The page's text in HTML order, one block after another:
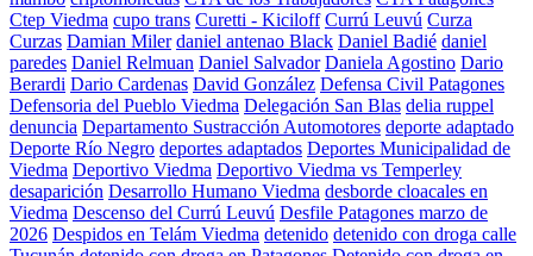
Ctep Viedma cupo trans Curetti - Kiciloff Currú Leuvú Curza
Curzas Damian Miler daniel antenao Black Daniel Badié daniel
paredes Daniel Relmuan Daniel Salvador Daniela Agostino Dario
Berardi Dario Cardenas David González Defensa Civil Patagones
Defensoria del Pueblo Viedma Delegación San Blas delia ruppel
denuncia Departamento Sustracción Automotores deporte adaptado
Deporte Río Negro deportes adaptados Deportes Municipalidad de
Viedma Deportivo Viedma Deportivo Viedma vs Temperley
desaparición Desarrollo Humano Viedma desborde cloacales en
Viedma Descenso del Currú Leuvú Desfile Patagones marzo de
2026 Despidos en Telám Viedma detenido detenido con droga calle